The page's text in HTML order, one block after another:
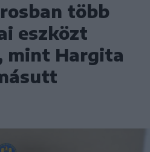
több
eszközt
mint Hargita